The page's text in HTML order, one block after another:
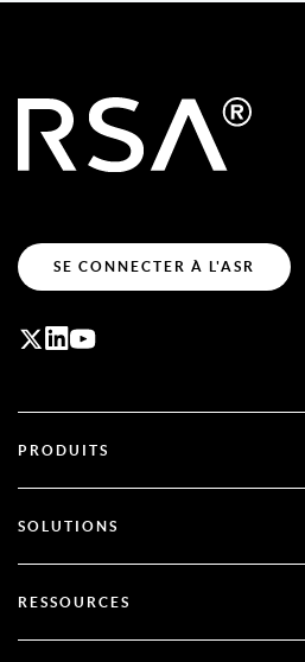
SE CONNECTER À L'ASR
PRODUITS
SecurID
SOLUTIONS
Authentification multifactorielle
RESSOURCES